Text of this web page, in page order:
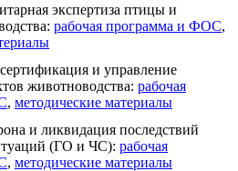
экспертиза птицы и
рабочая программа и ФОС,
и управление
животноводства: рабочая
, методические материалы
и ликвидация последствий
(ГО и ЧС): рабочая
, методические материалы